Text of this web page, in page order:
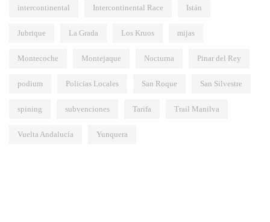
intercontinental Intercontinental Race Istán
Jubrique La Grada Los Kruos mijas
Montecoche Montejaque Nocturna Pinar del Rey
podium Policias Locales San Roque San Silvestre
spining subvenciones Tarifa Trail Manilva
Vuelta Andalucía Yunquera